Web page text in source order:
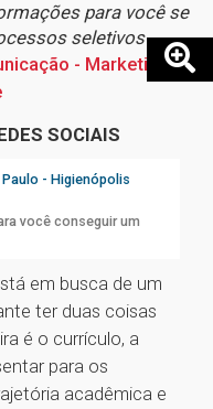
para você se
seletivos
- Marketing
SOCIAIS
- Higienópolis
você conseguir um
em busca de um
ter duas coisas
é o currículo, a
para os
acadêmica e